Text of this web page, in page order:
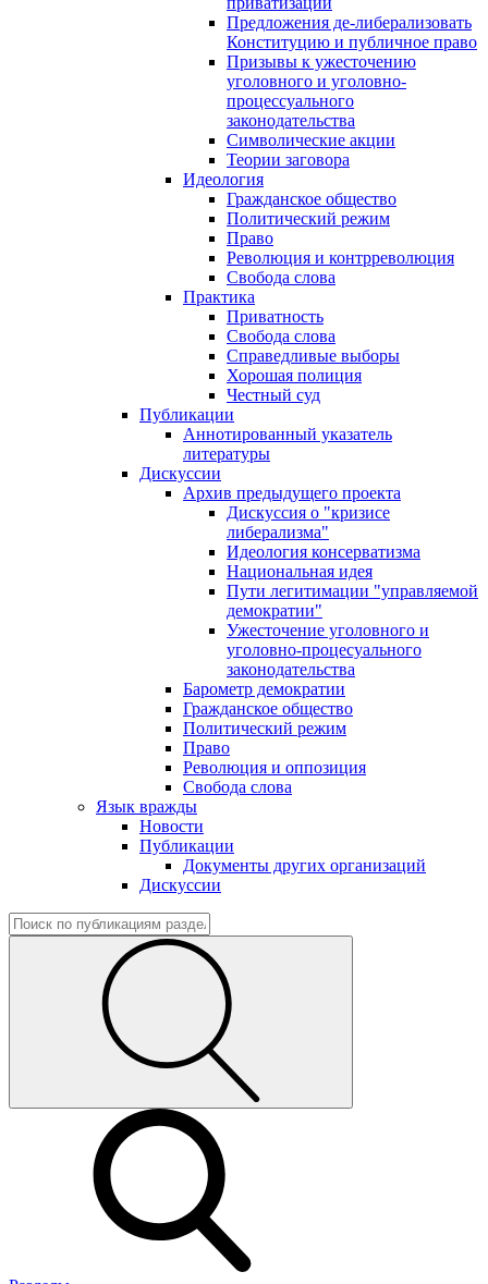
Предложения де-либерализовать
Конституцию и публичное право
Призывы к ужесточению
уголовного и уголовно-
процессуального
законодательства
Символические акции
Теории заговора
Идеология
Гражданское общество
Политический режим
Право
Революция и контрреволюция
Свобода слова
Практика
Приватность
Свобода слова
Справедливые выборы
Хорошая полиция
Честный суд
Публикации
Аннотированный указатель
литературы
Дискуссии
Архив предыдущего проекта
Дискуссия о "кризисе
либерализма"
Идеология консерватизма
Национальная идея
Пути легитимации "управляемой
демократии"
Ужесточение уголовного и
уголовно-процесуального
законодательства
Барометр демократии
Гражданское общество
Политический режим
Право
Революция и оппозиция
Свобода слова
Язык вражды
Новости
Публикации
Документы других организаций
Дискуссии